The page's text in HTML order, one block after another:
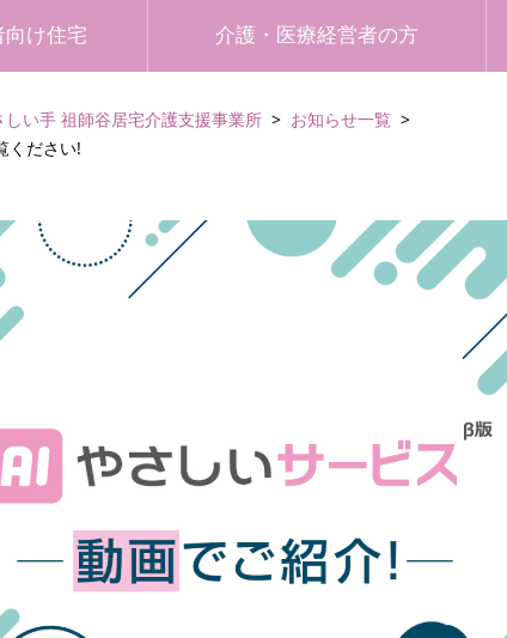
向け住宅 介護・医療経営者の方
しい手 祖師谷居宅介護支援事業所
お知らせ一覧
ください!